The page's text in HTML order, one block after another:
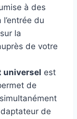
à des
du
la
de votre
universel est
de
de